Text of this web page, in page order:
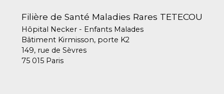
Filière de Santé Maladies Rares TETECOU
Hôpital Necker - Enfants Malades
Bâtiment Kirmisson, porte K2
149, rue de Sèvres
75 015 Paris